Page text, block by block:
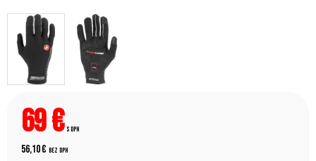
69€ s DPH
56,10 € bez DPH